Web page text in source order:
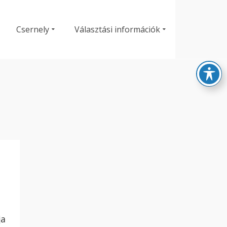
Csernely Választási információk